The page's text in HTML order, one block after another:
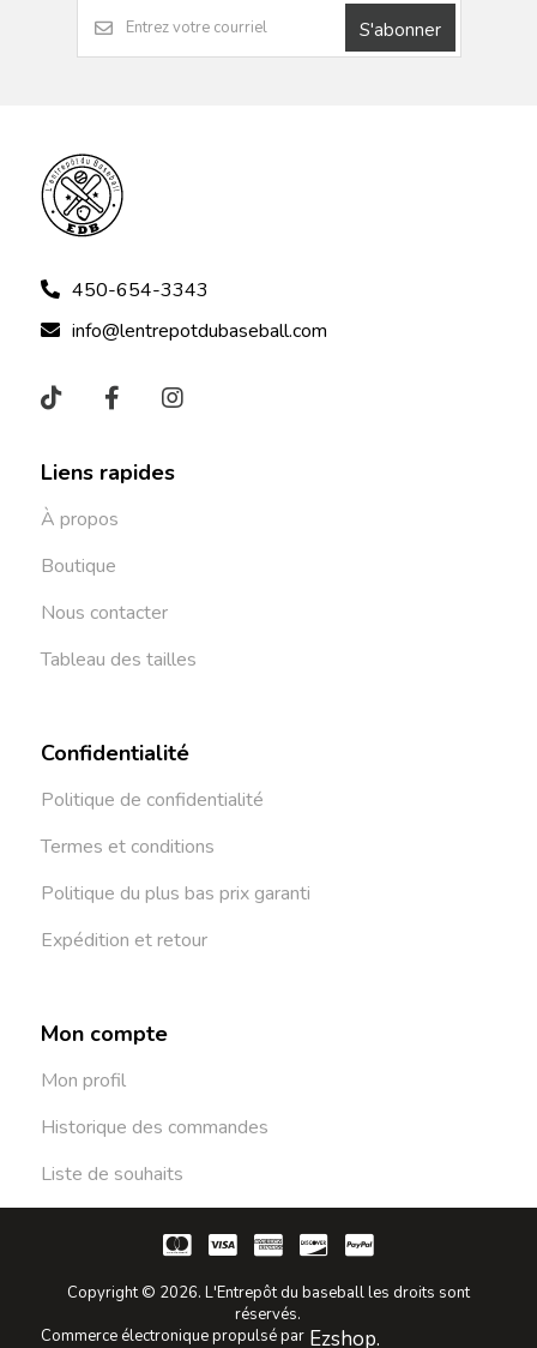
S'abonner
450-654-3343
info@lentrepotdubaseball.com
Liens rapides
À propos
Boutique
Nous contacter
Tableau des tailles
Confidentialité
Politique de confidentialité
Termes et conditions
Politique du plus bas prix garanti
Expédition et retour
Mon compte
Mon profil
Historique des commandes
Liste de souhaits
Copyright © 2026. L'Entrepôt du baseball les droits sont
réservés.
Commerce électronique propulsé par Ezshop.